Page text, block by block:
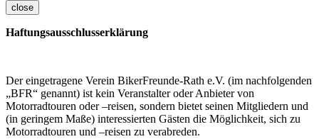
close
Haftungsausschlusserklärung
Der eingetragene Verein BikerFreunde-Rath e.V. (im nachfolgenden
„BFR“ genannt) ist kein Veranstalter oder Anbieter von
Motorradtouren oder –reisen, sondern bietet seinen Mitgliedern und
(in geringem Maße) interessierten Gästen die Möglichkeit, sich zu
Motorradtouren und –reisen zu verabreden.